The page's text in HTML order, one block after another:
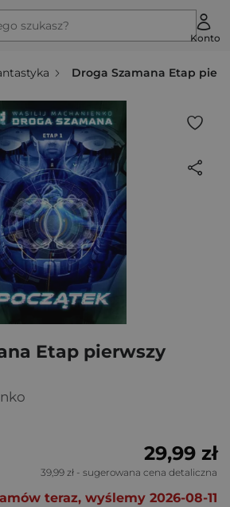
szukasz?
Konto
Droga Szamana Etap
Etap pierwszy
29,99 zł
39,99 zł - sugerowana cena detaliczna
teraz, wyślemy 2026-08-11